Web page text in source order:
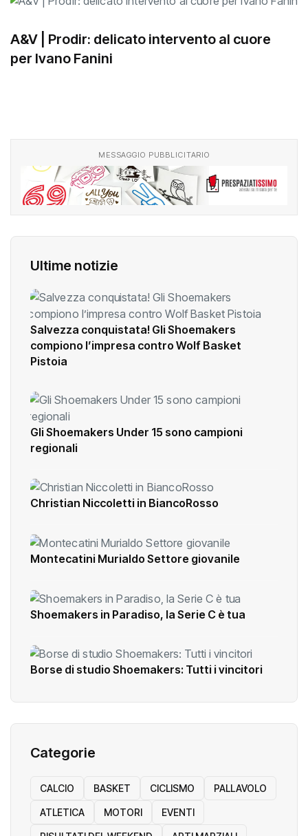
A&V | Prodir: delicato intervento al cuore
per Ivano Fanini
MESSAGGIO PUBBLICITARIO
Ultime notizie
Salvezza conquistata! Gli Shoemakers
compiono l’impresa contro Wolf Basket
Pistoia
Gli Shoemakers Under 15 sono campioni
regionali
Christian Niccoletti in BiancoRosso
Montecatini Murialdo Settore giovanile
Shoemakers in Paradiso, la Serie C è tua
Borse di studio Shoemakers: Tutti i vincitori
Categorie
CALCIO BASKET CICLISMO PALLAVOLO
ATLETICA MOTORI EVENTI